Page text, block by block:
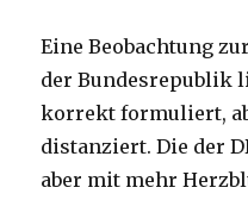
Eine Beobachtung
der Bundesrepublik
korrekt formuliert,
distanziert. Die der
aber mit mehr